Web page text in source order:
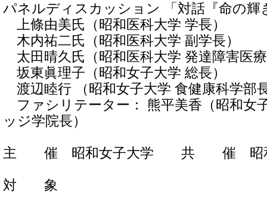
パネルディスカッション 「対話『命の輝
上條由美氏（昭和医科大学 学長）
木内祐二氏（昭和医科大学 副学長）
太田晴久氏（昭和医科大学 発達障害医
坂東眞理子（昭和女子大学 総長）
渡辺睦行 （昭和女子大学 食健康科学部
ファシリテーター： 熊平美香（昭和女
ッジ学院長）
主 催 昭和女子大学 共 催 昭和
対 象